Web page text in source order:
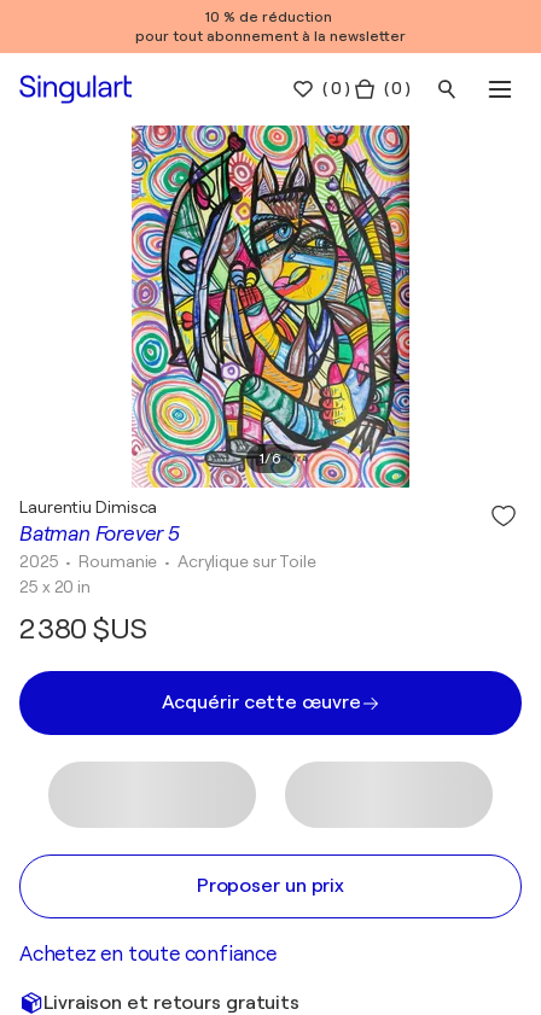
10 % de réduction
pour tout abonnement à la newsletter
(0 ) ( 0 )
1/6
Batman Forever 5
Laurentiu Dimisca
2025 • Roumanie • Acrylique sur Toile
25 x 20 in
2 380 $US
Acquérir cette œuvre
Proposer un prix
Achetez en toute confiance
Livraison et retours gratuits